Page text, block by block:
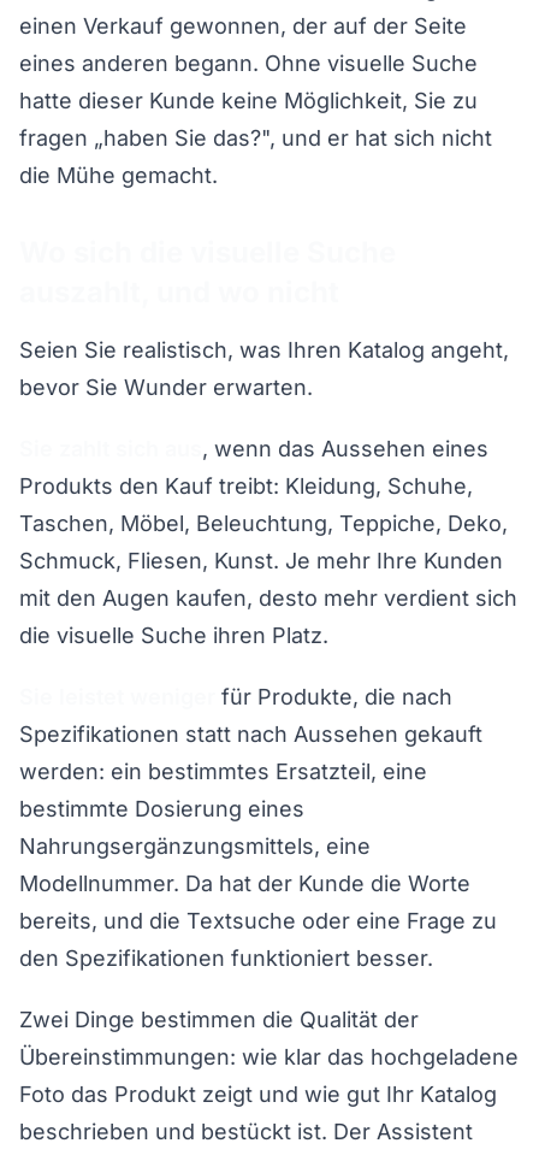
einen Verkauf gewonnen, der auf der Seite
eines anderen begann. Ohne visuelle Suche
hatte dieser Kunde keine Möglichkeit, Sie zu
fragen „haben Sie das?", und er hat sich nicht
die Mühe gemacht.
Seien Sie realistisch, was Ihren Katalog angeht,
bevor Sie Wunder erwarten.
, wenn das Aussehen eines
Produkts den Kauf treibt: Kleidung, Schuhe,
Taschen, Möbel, Beleuchtung, Teppiche, Deko,
Schmuck, Fliesen, Kunst. Je mehr Ihre Kunden
mit den Augen kaufen, desto mehr verdient sich
die visuelle Suche ihren Platz.
für Produkte, die nach
Spezifikationen statt nach Aussehen gekauft
werden: ein bestimmtes Ersatzteil, eine
bestimmte Dosierung eines
Nahrungsergänzungsmittels, eine
Modellnummer. Da hat der Kunde die Worte
bereits, und die Textsuche oder eine Frage zu
den Spezifikationen funktioniert besser.
Zwei Dinge bestimmen die Qualität der
Übereinstimmungen: wie klar das hochgeladene
Foto das Produkt zeigt und wie gut Ihr Katalog
beschrieben und bestückt ist. Der Assistent